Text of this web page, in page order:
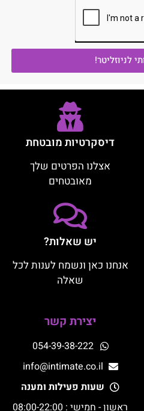
לניוזליטר!
דיסקרטיות מובטחת
אצלנו הפרטים שלך
מאובטחים
יש שאלות?
אנחנו כאן ונשמח לענות לכל
שאלה
יצירת קשר
054-39-38-222
info@intimate.co.il
שעות פעילות ומענה
ראשון - חמישי : 08:00-22:00